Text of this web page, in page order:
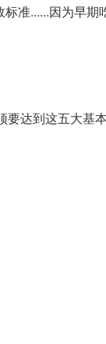
准......因为早
达到这五大基本